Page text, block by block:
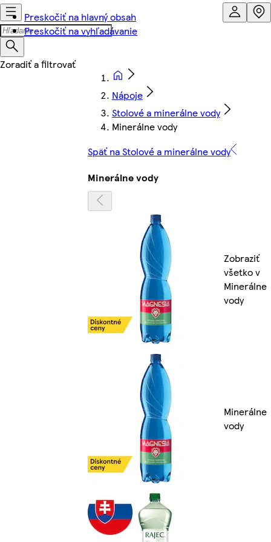
Preskočiť na hlavný obsah
Preskočiť na vyhľadávanie
Nápoje
Stolové a minerálne vody
Minerálne vody
Späť na Stolové a minerálne vody
Minerálne vody
Zobraziť
všetko v
Minerálne
vody
Minerálne
vody